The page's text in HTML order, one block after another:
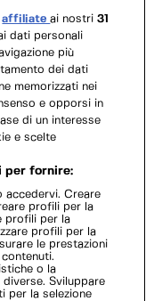
affiliateai nostri31
dati personali
più
dei dati
memorizzati nei
e opporsi in
di un interesse
e scelte
per fornire:
accedervi. Creare
profili per la
profili per la
profili per la
le prestazioni
o la
Sviluppare
per la selezione